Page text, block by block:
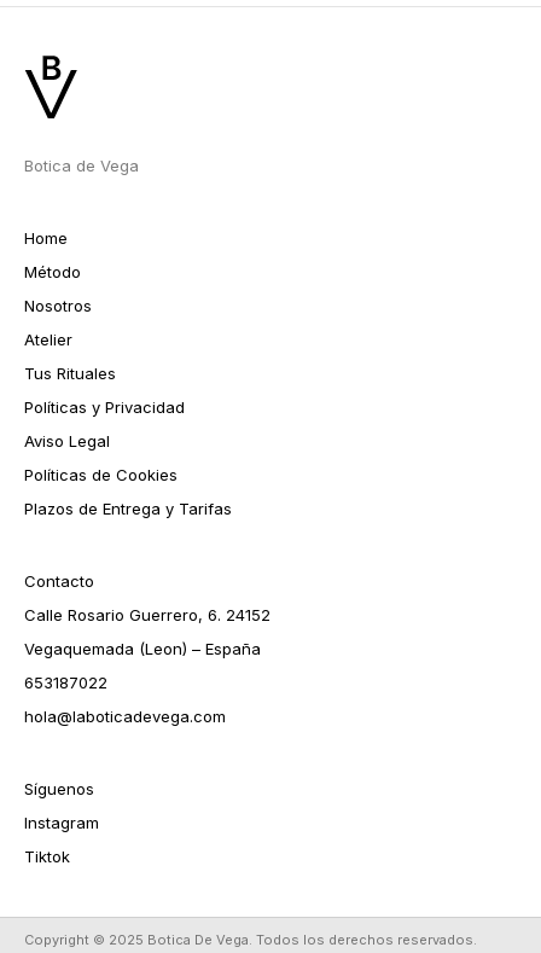
Botica de Vega
Home
Método
Nosotros
Atelier
Tus Rituales
Políticas y Privacidad
Aviso Legal
Políticas de Cookies
Plazos de Entrega y Tarifas
Contacto
Calle Rosario Guerrero, 6. 24152
Vegaquemada (Leon) – España
653187022
hola@laboticadevega.com
Síguenos
Instagram
Tiktok
Copyright © 2025 Botica De Vega. Todos los derechos reservados.